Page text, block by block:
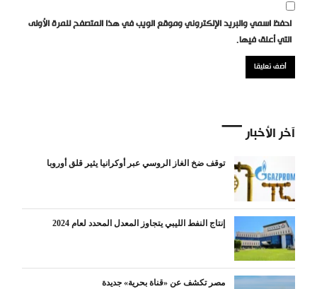
احفظ اسمي والبريد الإلكتروني وموقع الويب في هذا المتصفح للمرة الأولى
التي أعلق فيها.
آخر الأخبار
توقف ضخ الغاز الروسي عبر أوكرانيا يثير قلق أوروبا
إنتاج النفط الليبي يتجاوز المعدل المحدد لعام 2024
مصر تكشف عن «قناة بحرية» جديدة